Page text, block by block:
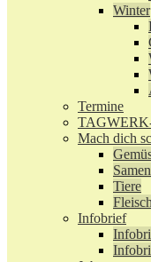
Winter
Termine
Mach dich
Tiere
Infobrief